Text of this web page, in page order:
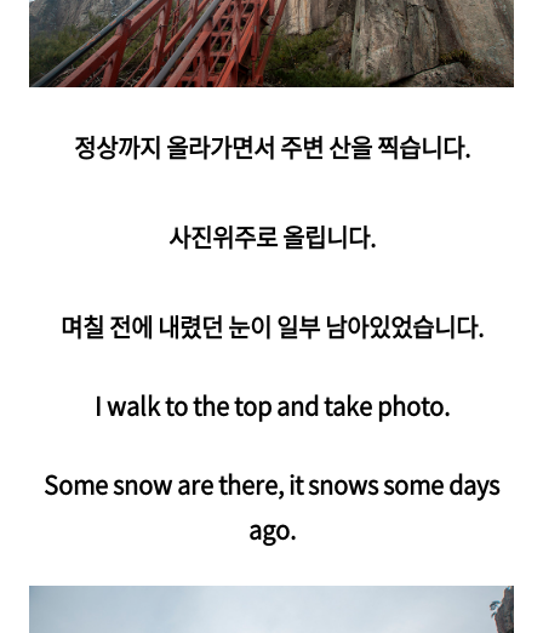
정상까지 올라가면서 주변 산을 찍습니다.
사진위주로 올립니다.
며칠 전에 내렸던 눈이 일부 남아있었습니다.
I walk to the top and take photo.
Some snow are there, it snows some days
ago.